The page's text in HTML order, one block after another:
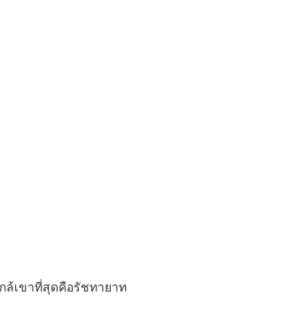
ล้เขาที่สุดคือรัชทายาท